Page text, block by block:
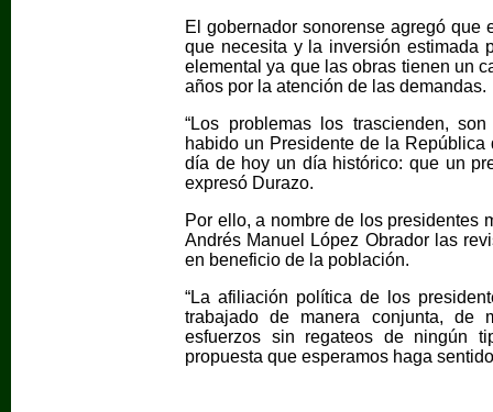
El gobernador sonorense agregó
que necesita y la inversión estimada
elemental ya que las obras tienen un
años por la atención de las demandas.
“Los problemas los trascienden,
habido un Presidente de la
día de hoy un día histórico: que un
expresó Durazo.
Por ello, a nombre de los presidentes
Andrés Manuel López Obrador las
en beneficio de la población.
“La afiliación política de los
trabajado de manera conjunta, de
esfuerzos sin regateos de ningún
propuesta que esperamos haga